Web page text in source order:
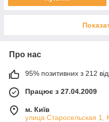
Про нас
95% позитивних з 212
Працює з 27.04.2009
м. Київ
улица Старосельская 1,